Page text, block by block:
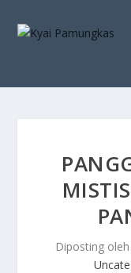
Diposting oleh